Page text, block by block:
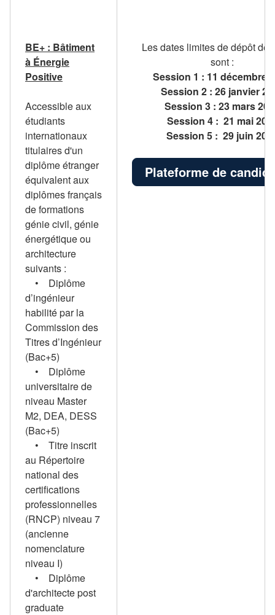
BE+ : Bâtiment
à Énergie
Positive
Accessible aux
étudiants
internationaux
titulaires d'un
diplôme étranger
équivalent aux
diplômes français
de formations
génie civil, génie
énergétique ou
architecture
suivants :
• Diplôme
d’ingénieur
habilité par la
Commission des
Titres d’Ingénieur
(Bac+5)
• Diplôme
universitaire de
niveau Master
M2, DEA, DESS
(Bac+5)
• Titre inscrit
au Répertoire
national des
certifications
professionnelles
(RNCP) niveau 7
(ancienne
nomenclature
niveau I)
• Diplôme
d'architecte post
graduate
Les dates limites de dépôt de
sont :
Session 1 : 11 décembre
Session 2 : 26 janvier
Session 3 : 23 mars
Session 4 : 21 mai
Session 5 : 29 juin
Plateforme de